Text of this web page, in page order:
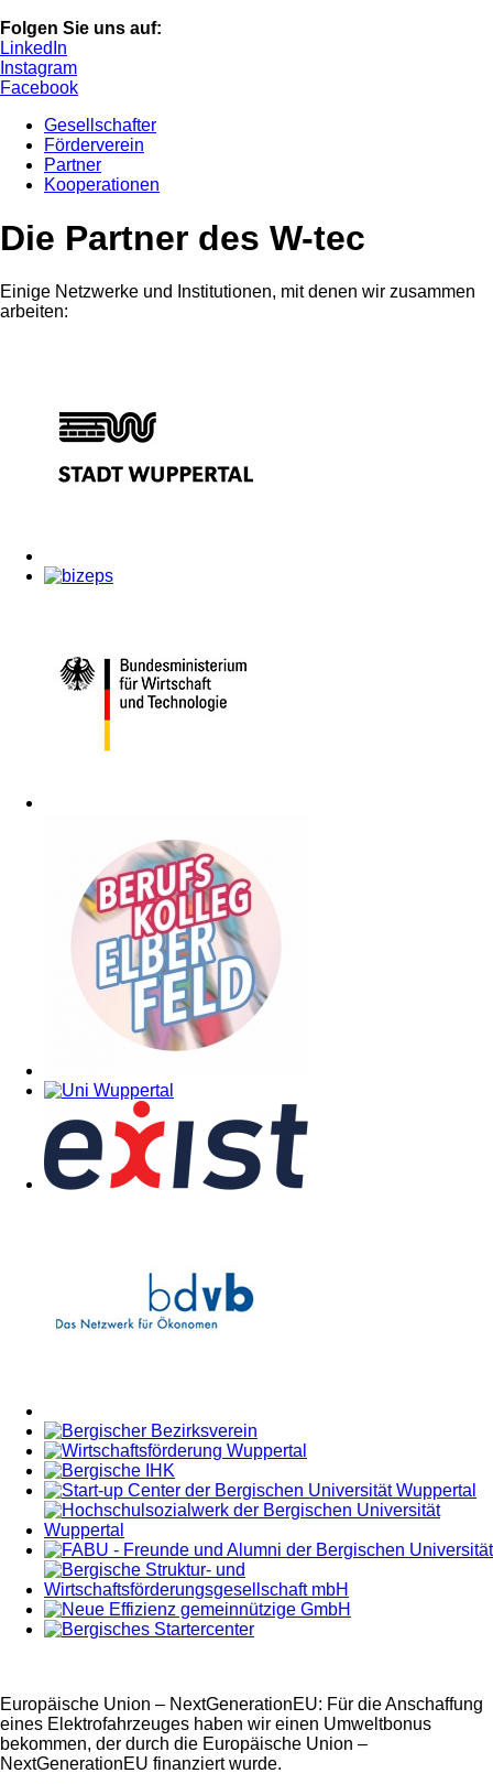
Folgen Sie uns auf:
LinkedIn
Instagram
Facebook
Gesellschafter
Förderverein
Partner
Kooperationen
Die Partner des W-tec
Einige Netzwerke und Institutionen, mit denen wir zusammen
arbeiten:
Europäische Union – NextGenerationEU: Für die Anschaffung
eines Elektrofahrzeuges haben wir einen Umweltbonus
bekommen, der durch die Europäische Union –
NextGenerationEU finanziert wurde.